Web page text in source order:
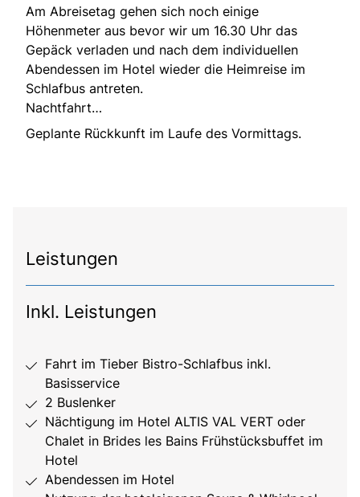
Am Abreisetag gehen sich noch einige
Höhenmeter aus bevor wir um 16.30 Uhr das
Gepäck verladen und nach dem individuellen
Abendessen im Hotel wieder die Heimreise im
Schlafbus antreten.
Nachtfahrt…
Geplante Rückkunft im Laufe des Vormittags.
Leistungen
Inkl. Leistungen
Fahrt im Tieber Bistro-Schlafbus inkl.
Basisservice
2 Buslenker
Nächtigung im Hotel ALTIS VAL VERT oder
Chalet in Brides les Bains Frühstücksbuffet im
Hotel
Abendessen im Hotel